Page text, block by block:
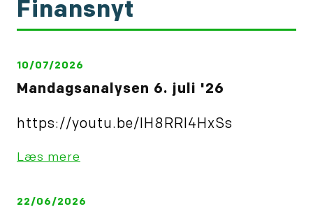
handelsbalancen for
oktober. 12.20 Bank of
Englands Andrew
13.00 Rentebesked fra
Canada husprisindexet
Finansnyt
10/07/2026
Mandagsanalysen 6. juli '26
https://youtu.be/IH8RRl4HxSs
Læs mere
22/06/2026